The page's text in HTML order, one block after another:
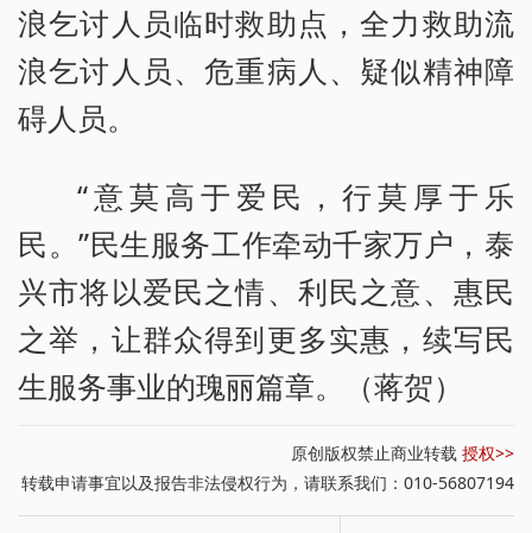
浪乞讨人员临时救助点，全力救助流
浪乞讨人员、危重病人、疑似精神障
碍人员。
“意莫高于爱民，行莫厚于乐
民。”民生服务工作牵动千家万户，泰
兴市将以爱民之情、利民之意、惠民
之举，让群众得到更多实惠，续写民
生服务事业的瑰丽篇章。（蒋贺）
原创版权禁止商业转载 授权>>
转载申请事宜以及报告非法侵权行为，请联系我们：010-56807194